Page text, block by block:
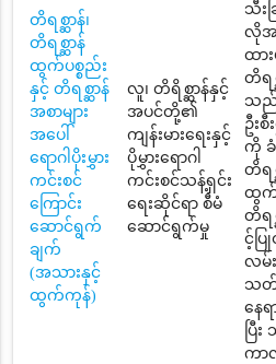
တိရစ္ဆာန်၊
တိရစ္ဆာန်
ထွက်ပစ္စည်း
နှင့် တိရစ္ဆာန်
အစာများ
အပေါ်
ရောဂါပိုးမွှား
ကင်းစင်
ကြောင်း
ဆောင်ရွက်
ချက်
(အသားနှင့်
ထွက်ကုန်)
လူ၊ တိရိစ္ဆာန်နှင့်
အပင်တို့၏
ကျန်းမားရေးနှင့်
ပိုမွှားရောဂါ
ကင်းစင်သန့်ရှင်း
ရေးဆိုင်ရာ စီမံ
ဆောင်ရွက်မှု
သီးခ
လိုအ
ထာ
တိရ
သ
ဦး
ကို
တိရစ္
ထွက်
တိရစ္
င့်ပ
လမ်
သတ်
နေ
ပြီ
ကာ